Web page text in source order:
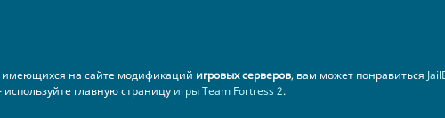
имеющихся на сайте модификаций игровых серверов, вам может понравиться
главную страницу игры Team Fortress 2.